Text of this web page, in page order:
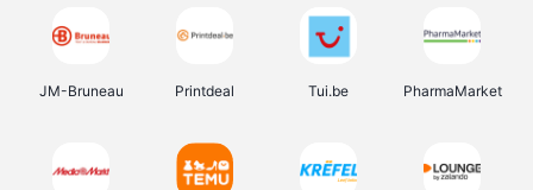
JM-Bruneau Printdeal Tui.be PharmaMarket